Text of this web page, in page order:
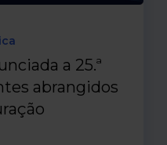
a 25.ª
abrangidos